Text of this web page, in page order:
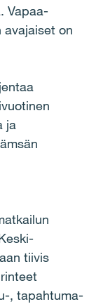
Vapaa-
avajaiset on
ja
tiivis
, tapahtuma-